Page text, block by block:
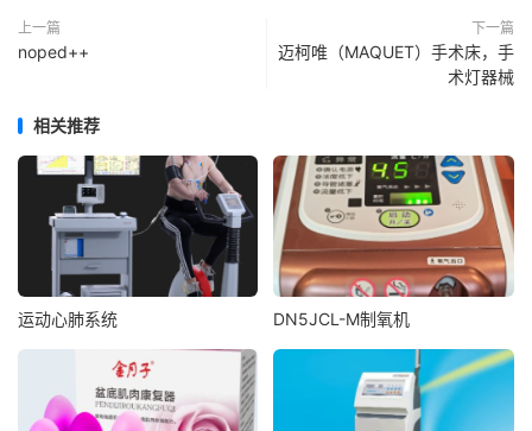
上一篇
noped++
下一篇
迈柯唯（MAQUET）手术床，手
术灯器械
相关推荐
运动心肺系统 DN5JCL-M制氧机